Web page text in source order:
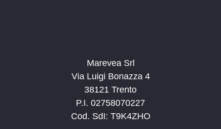
Marevea Srl
Via Luigi Bonazza 4
38121 Trento
P.I. 02758070227
Cod. SdI: T9K4ZHO